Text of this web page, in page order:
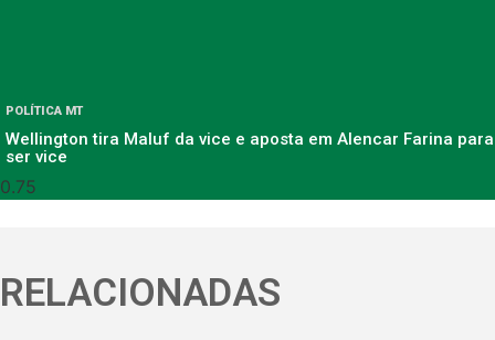
POLÍTICA MT
Wellington tira Maluf da vice e aposta em Alencar Farina para
ser vice
RELACIONADAS